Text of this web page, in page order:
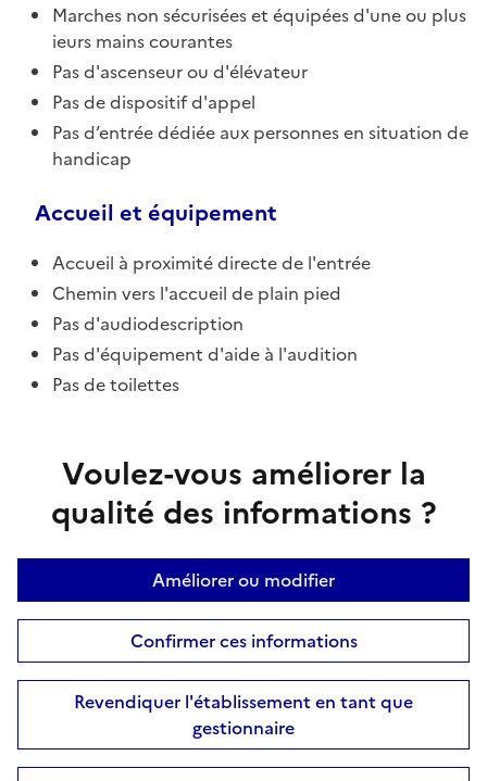
Marches non sécurisées et équipées d'une ou plus
ieurs mains courantes
Pas d'ascenseur ou d'élévateur
Pas de dispositif d'appel
Pas d’entrée dédiée aux personnes en situation de
handicap
Accueil et équipement
Accueil à proximité directe de l'entrée
Chemin vers l'accueil de plain pied
Pas d'audiodescription
Pas d'équipement d'aide à l'audition
Pas de toilettes
Voulez-vous améliorer la
qualité des informations ?
Améliorer ou modifier
Confirmer ces informations
Revendiquer l'établissement en tant que
gestionnaire